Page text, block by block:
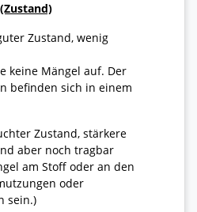
Zustand, wenig
keine Mängel auf. Der
befinden sich in einem
Zustand, stärkere
aber noch tragbar
am Stoff oder an den
oder
sein.)